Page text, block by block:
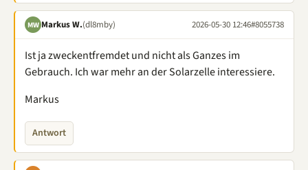
MW Markus W.(dl8mby) 2026-05-30 12:46#8055738
Ist ja zweckentfremdet und nicht als Ganzes im
Gebrauch. Ich war mehr an der Solarzelle interessiere.
Markus
Antwort